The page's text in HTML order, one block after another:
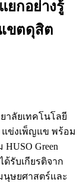
ยกอย่างรู้
ขตดุสิต
าลัยเทคโนโลยี
ข่งเพ็ญแข พร้อม
Green
ด้รับเกียรติจาก
ษยศาสตร์และ